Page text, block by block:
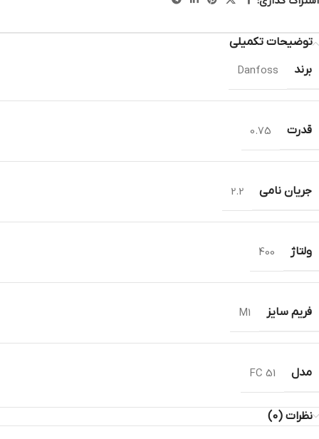
توضیحات تکمیلی
برند
Danfoss
قدرت 0.75
جریان نامی 2.2
ولتاژ 400
فریم سایز M1
مدل FC 51
نظرات (0)